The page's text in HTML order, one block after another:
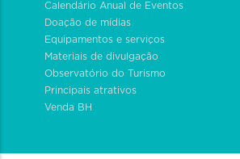
Calendário Anual de Eventos
Doação de mídias
Equipamentos e serviços
Materiais de divulgação
Observatório do Turismo
Principais atrativos
Venda BH